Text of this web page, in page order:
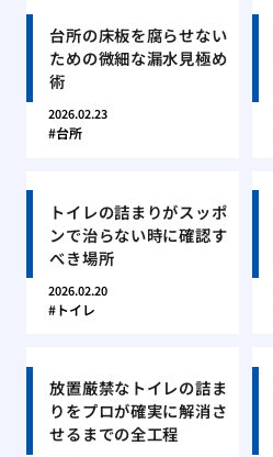
台所の床板を腐らせない
ための微細な漏水見極め
術
2026.02.23
台所
トイレの詰まりがスッポ
ンで治らない時に確認す
べき場所
2026.02.20
トイレ
放置厳禁なトイレの詰ま
りをプロが確実に解消さ
せるまでの全工程